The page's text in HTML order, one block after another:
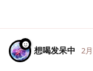
想喝发呆中 2